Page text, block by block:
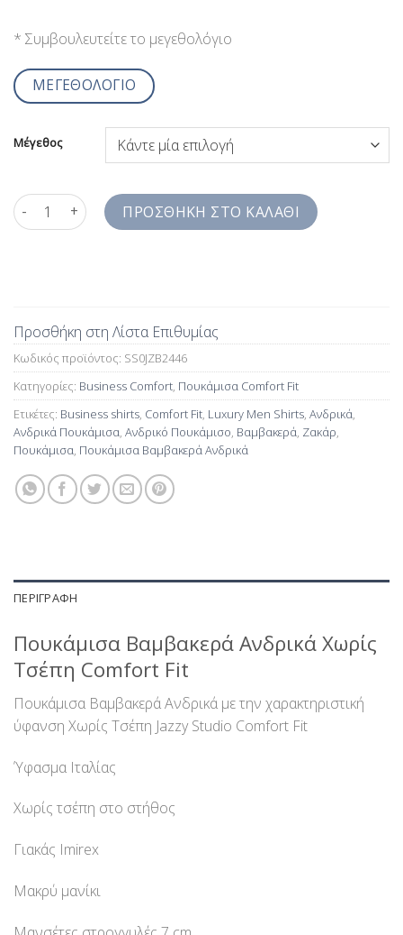
* Συμβουλευτείτε το μεγεθολόγιο
ΜΕΓΕΘΟΛΟΓΙΟ
Μέγεθος
Πουκάμισα Βαμβακερά Ανδρικά με την χαρακτηριστική
ΠΡΟΣΘΉΚΗ ΣΤΟ ΚΑΛΆΘΙ
Προσθήκη στη Λίστα Επιθυμίας
Κωδικός προϊόντος: SS0JZB2446
Κατηγορίες: Business Comfort, Πουκάμισα Comfort Fit
Ετικέτες: Business shirts, Comfort Fit, Luxury Men Shirts, Ανδρικά,
Ανδρικά Πουκάμισα, Ανδρικό Πουκάμισο, Βαμβακερά, Ζακάρ,
Πουκάμισα, Πουκάμισα Βαμβακερά Ανδρικά
ΠΕΡΙΓΡΑΦΉ
Πουκάμισα Βαμβακερά Ανδρικά Χωρίς
Τσέπη Comfort Fit
Πουκάμισα Βαμβακερά Ανδρικά με την χαρακτηριστική
ύφανση Χωρίς Τσέπη Jazzy Studio Comfort Fit
Ύφασμα Ιταλίας
Χωρίς τσέπη στο στήθος
Γιακάς Imirex
Μακρύ μανίκι